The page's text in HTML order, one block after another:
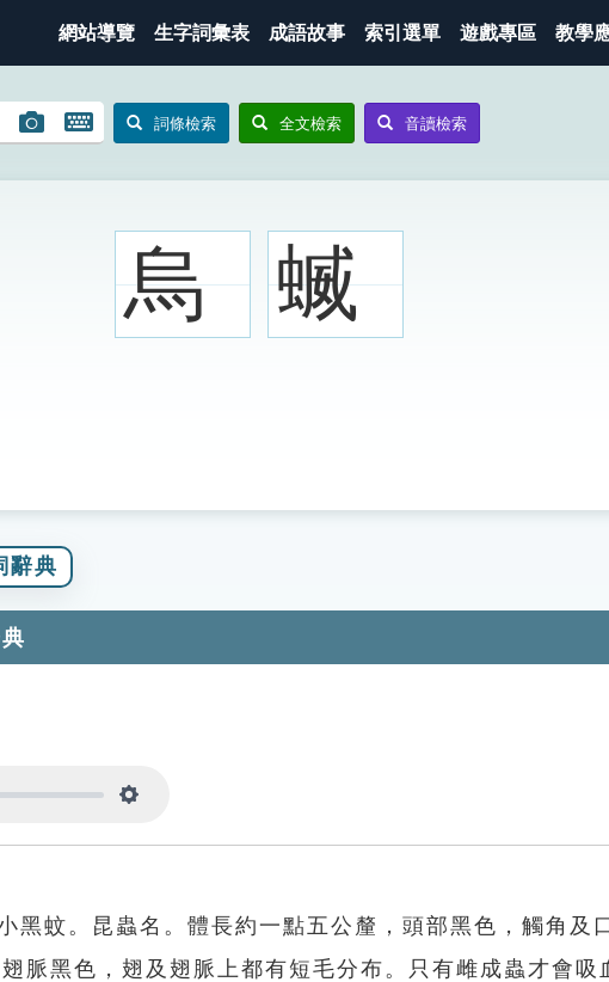
網站導覽 生字詞彙表 成語故事 索引選單 遊戲專區 教學
圖
搜
開
鍵
詞條檢索 全文檢索 音讀檢索
烏 蝛
辭典
黑蚊。昆蟲名。體長約一點五公釐，頭部黑色，觸角及
脈黑色，翅及翅脈上都有短毛分布。只有雌成蟲才會吸